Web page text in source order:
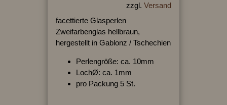
zzgl. Versand
facettierte Glasperlen
Zweifarbenglas hellbraun,
hergestellt in Gablonz / Tschechien
Perlengröße: ca. 10mm
LochØ: ca. 1mm
pro Packung 5 St.